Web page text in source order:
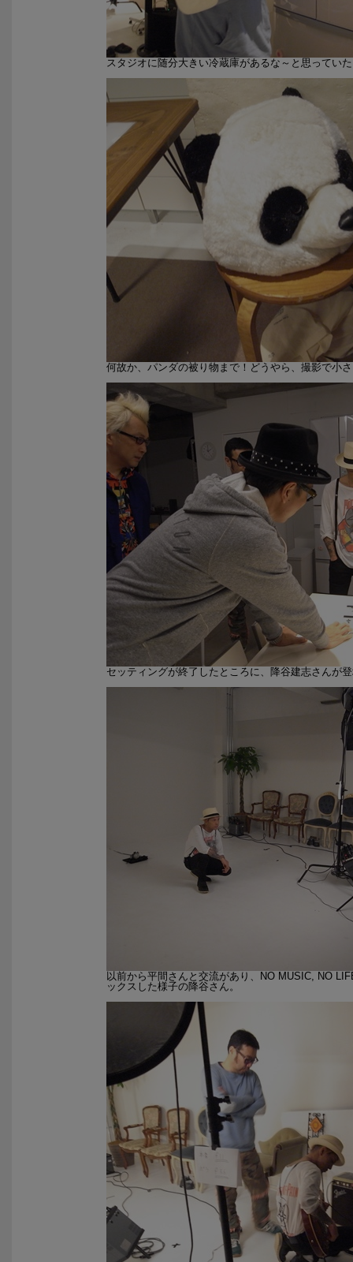
スタジオに随分大きい冷蔵庫があるな～と思ってい
何故か、パンダの被り物まで！どうやら、撮影で小
セッティングが終了したところに、降谷建志さんが
以前から平間さんと交流があり、NO MUSIC, NO
ックスした様子の降谷さん。